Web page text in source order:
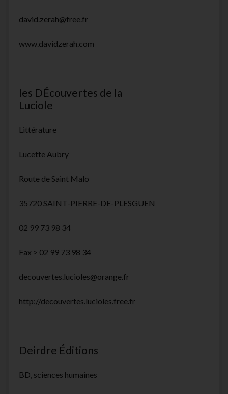
david.zerah@free.fr
www.davidzerah.com
les DÉcouvertes de la
Luciole
Littérature
Lucette Aubry
Route de Saint Malo
35720 SAINT-PIERRE-DE-PLESGUEN
02 99 73 98 34
Fax > 02 99 73 98 34
decouvertes.lucioles@orange.fr
http://decouvertes.lucioles.free.fr
Deirdre Éditions
BD, sciences humaines